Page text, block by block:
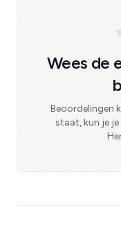
Wees de
Beoordelingen
staat, kun je je